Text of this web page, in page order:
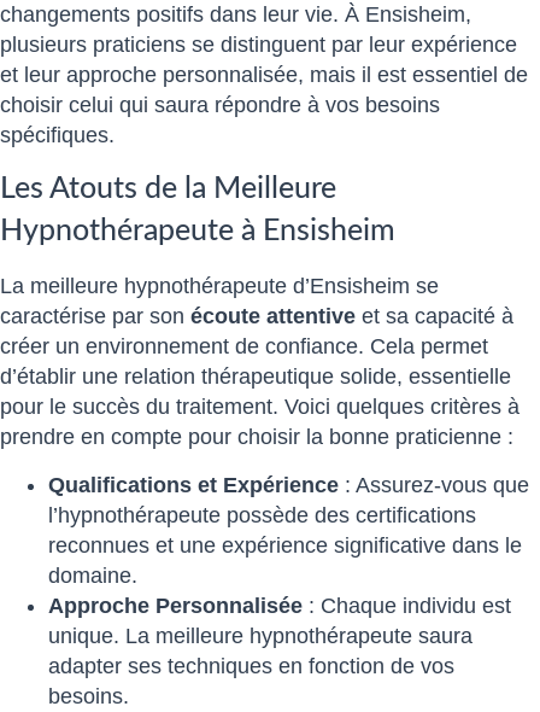
changements positifs dans leur vie. À Ensisheim,
plusieurs praticiens se distinguent par leur expérience
et leur approche personnalisée, mais il est essentiel de
choisir celui qui saura répondre à vos besoins
spécifiques.
Les Atouts de la Meilleure
Hypnothérapeute à Ensisheim
La meilleure hypnothérapeute d’Ensisheim se
caractérise par son écoute attentive et sa capacité à
créer un environnement de confiance. Cela permet
d’établir une relation thérapeutique solide, essentielle
pour le succès du traitement. Voici quelques critères à
prendre en compte pour choisir la bonne praticienne :
Qualifications et Expérience : Assurez-vous que
l’hypnothérapeute possède des certifications
reconnues et une expérience significative dans le
domaine.
Approche Personnalisée : Chaque individu est
unique. La meilleure hypnothérapeute saura
adapter ses techniques en fonction de vos
besoins.